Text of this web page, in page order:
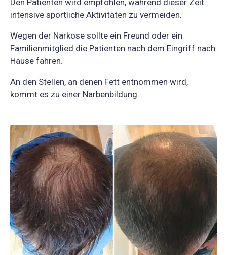
intensive sportliche Aktivitäten zu vermeiden.
Wegen der Narkose sollte ein Freund oder ein
Familienmitglied die Patienten nach dem Eingriff nach
Hause fahren.
An den Stellen, an denen Fett entnommen wird,
kommt es zu einer Narbenbildung.